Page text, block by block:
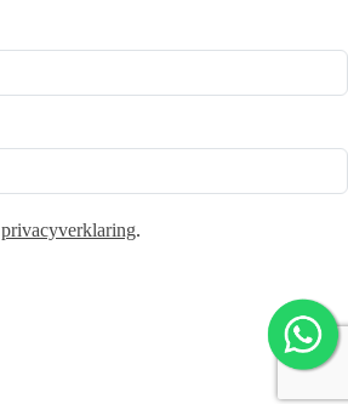
privacyverklaring.